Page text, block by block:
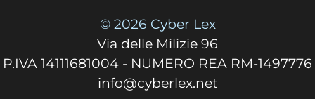
© 2026 Cyber Lex
Via delle Milizie 96
P.IVA 14111681004 - NUMERO REA RM-1497776
info@cyberlex.net